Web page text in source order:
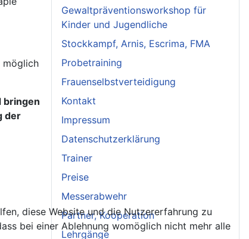
möglich
bringen
der
Gewaltpräventionsworkshop für
Kinder und Jugendliche
Stockkampf, Arnis, Escrima, FMA
Probetraining
Frauenselbstverteidigung
Kontakt
Impressum
Datenschutzerklärung
Trainer
Preise
Messerabwehr
Partner, Kooperation
Lehrgänge
diese Website und die Nutzererfahrung zu
bei einer Ablehnung womöglich nicht mehr alle